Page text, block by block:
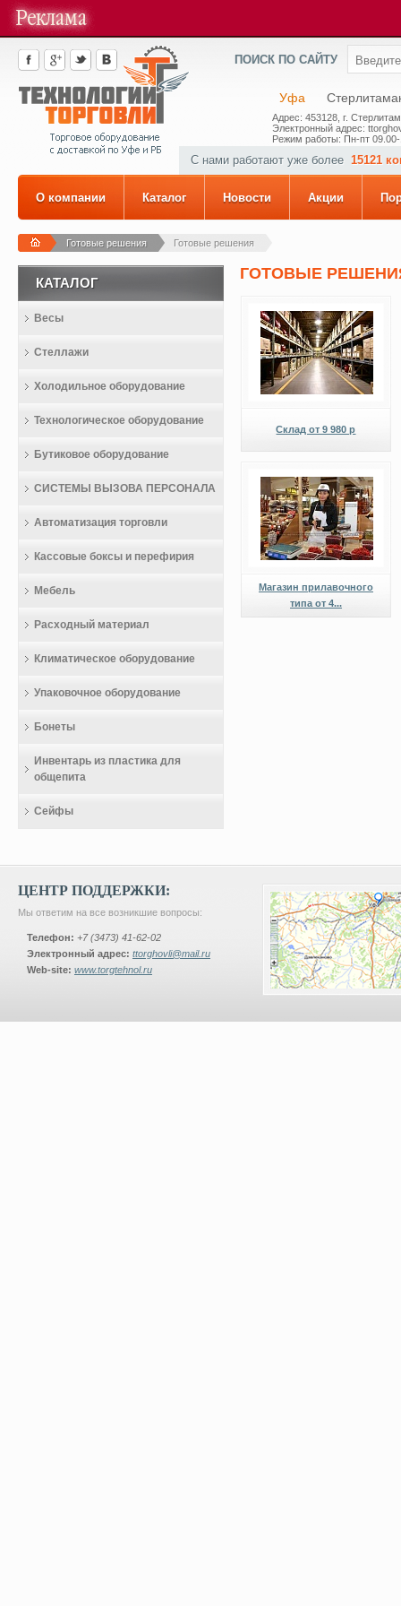
ПОИСК ПО САЙТУ
Уфа
Адрес: 453128, г.
Электронный адрес:
Режим работы: Пн-пт
С нами работают уже более 15121
О компании Каталог Новости Акции
Готовые решения Готовые решения
ГОТОВЫЕ
Склад от 9 980 р
Магазин прилавочного
типа от 4...
КАТАЛОГ
Весы
Стеллажи
Холодильное оборудование
Технологическое оборудование
Бутиковое оборудование
СИСТЕМЫ ВЫЗОВА ПЕРСОНАЛА
Автоматизация торговли
Кассовые боксы и перефирия
Мебель
Расходный материал
Климатическое оборудование
Упаковочное оборудование
Бонеты
Инвентарь из пластика для
общепита
Сейфы
ЦЕНТР ПОДДЕРЖКИ:
Мы ответим на все возникшие вопросы:
Телефон: +7 (3473) 41-62-02
Электронный адрес: ttorghovli@mail.ru
Web-site: www.torgtehnol.ru